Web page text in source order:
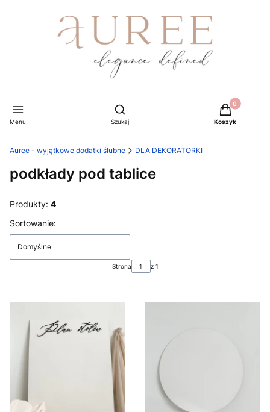
Menu
Otwórz wyszukiwarkę
Szukaj
Produkty w
Koszyk
Auree - wyjątkowe dodatki ślubne DLA DEKORATORKI
podkłady pod tablice
Produkty: 4
Lista produktów
Sortowanie:
Domyślne
Strona z 1